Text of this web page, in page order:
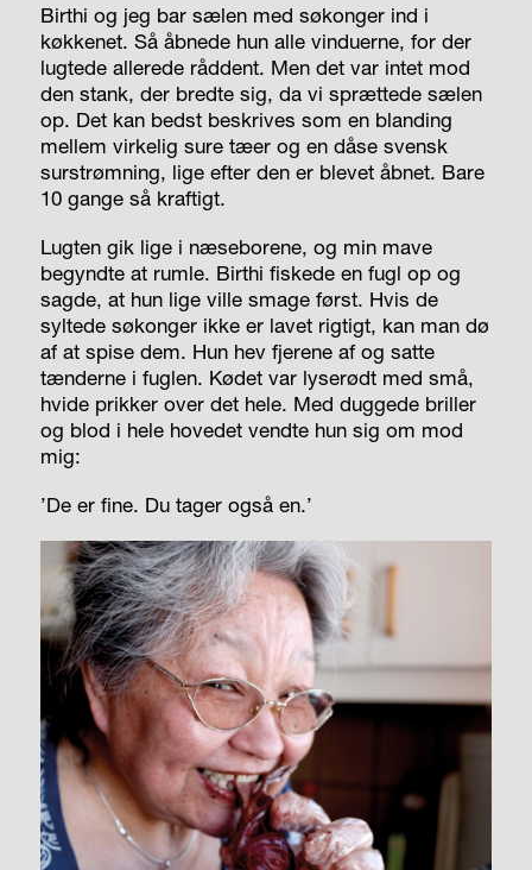
Birthi og jeg bar sælen med søkonger ind i
køkkenet. Så åbnede hun alle vinduerne, for der
lugtede allerede råddent. Men det var intet mod
den stank, der bredte sig, da vi sprættede sælen
op. Det kan bedst beskrives som en blanding
mellem virkelig sure tæer og en dåse svensk
surstrømning, lige efter den er blevet åbnet. Bare
10 gange så kraftigt.
Lugten gik lige i næseborene, og min mave
begyndte at rumle. Birthi fiskede en fugl op og
sagde, at hun lige ville smage først. Hvis de
syltede søkonger ikke er lavet rigtigt, kan man dø
af at spise dem. Hun hev fjerene af og satte
tænderne i fuglen. Kødet var lyserødt med små,
hvide prikker over det hele. Med duggede briller
og blod i hele hovedet vendte hun sig om mod
mig:
’De er fine. Du tager også en.’